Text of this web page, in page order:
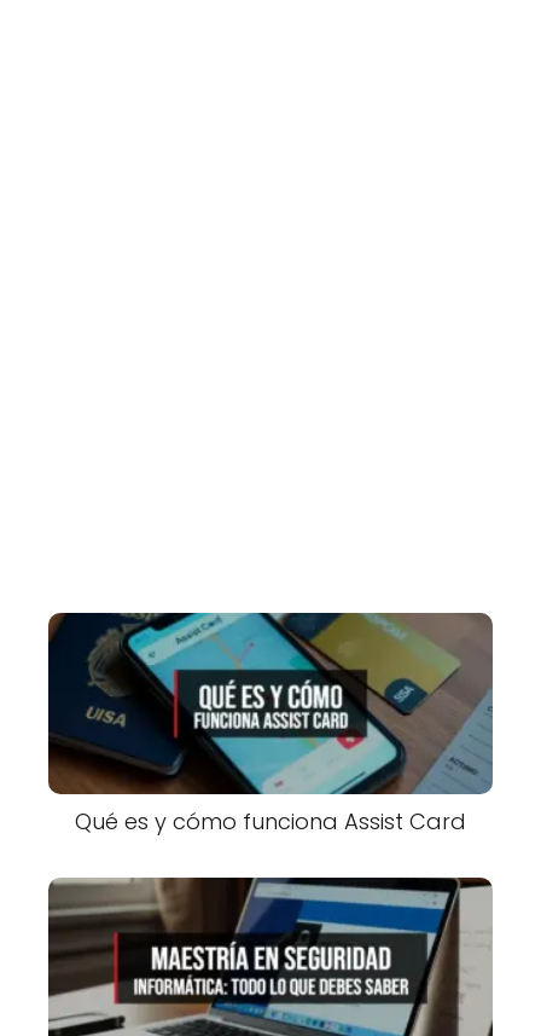
Qué es y cómo funciona Assist Card